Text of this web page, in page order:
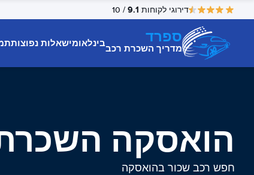
דירוגי לקוחות 9.1
/ 10
ספרד
מדריך השכרת רכבבינלאומישאלות נפוצות
הואסקה
חפש רכב שכור בהואסקה